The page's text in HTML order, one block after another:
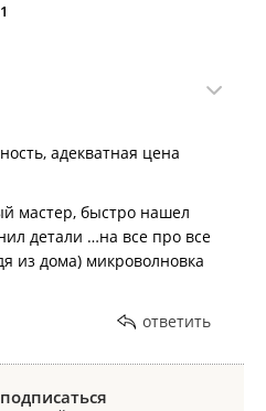
1
адекватная цена
мастер, быстро нашел
детали …на все про все
из дома) микроволновка
ответить